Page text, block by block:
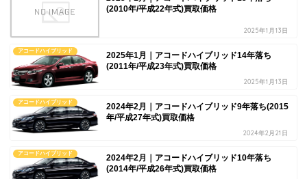
(2010年/平成22年式)買取価格
2025年1月13日
アコードハイブリッド
2025年1月｜アコードハイブリッド14年落ち
(2011年/平成23年式)買取価格
2025年1月13日
アコードハイブリッド
2024年2月｜アコードハイブリッド9年落ち(2015
年/平成27年式)買取価格
2024年2月21日
アコードハイブリッド
2024年2月｜アコードハイブリッド10年落ち
(2014年/平成26年式)買取価格